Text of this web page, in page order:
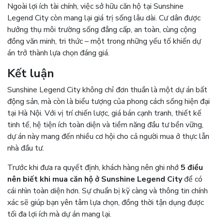
Ngoài lợi ích tài chính, việc sở hữu căn hộ tại Sunshine
Legend City còn mang lại giá trị sống lâu dài. Cư dân được
hưởng thụ môi trường sống đẳng cấp, an toàn, cùng cộng
đồng văn minh, tri thức – một trong những yếu tố khiến dự
án trở thành lựa chọn đáng giá.
Kết luận
Sunshine Legend City không chỉ đơn thuần là một dự án bất
động sản, mà còn là biểu tượng của phong cách sống hiện đại
tại Hà Nội. Với vị trí chiến lược, giá bán cạnh tranh, thiết kế
tinh tế, hệ tiện ích toàn diện và tiềm năng đầu tư bền vững,
dự án này mang đến nhiều cơ hội cho cả người mua ở thực lẫn
nhà đầu tư.
Trước khi đưa ra quyết định, khách hàng nên ghi nhớ5 điều
nên biết khi mua căn hộ ở Sunshine Legend Cityđể có
cái nhìn toàn diện hơn. Sự chuẩn bị kỹ càng và thông tin chính
xác sẽ giúp bạn yên tâm lựa chọn, đồng thời tận dụng được
tối đa lợi ích mà dự án mang lại.